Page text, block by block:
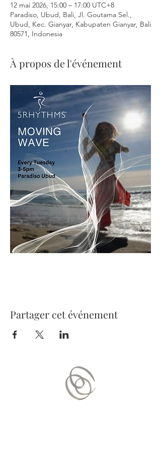
12 mai 2026, 15:00 – 17:00 UTC+8
Paradiso, Ubud, Bali, Jl. Goutama Sel.,
Ubud, Kec. Gianyar, Kabupaten Gianyar, Bali
80571, Indonesia
À propos de l'événement
Partager cet événement